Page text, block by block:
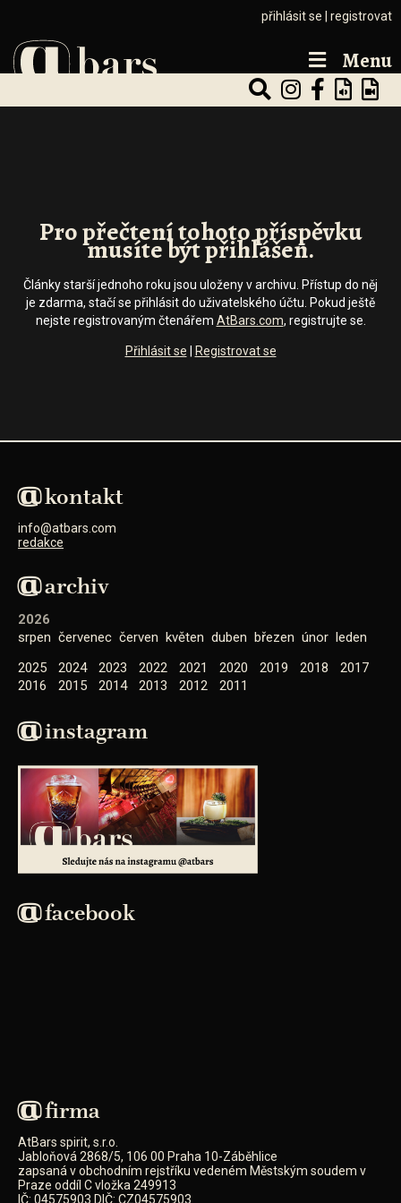
přihlásit se registrovat
Menu
Pro přečtení tohoto příspěvku
musíte být přihlášen.
Články starší jednoho roku jsou uloženy v archivu. Přístup do něj
je zdarma, stačí se přihlásit do uživatelského účtu. Pokud ještě
nejste registrovaným čtenářem AtBars.com, registrujte se.
Přihlásit se | Registrovat se
kontakt
info@atbars.com
redakce
archiv
2026
srpen červenec červen květen duben březen únor leden
2025
2024 2023 2022 2021 2020 2019 2018
2017
2016
2015 2014 2013 2012 2011
instagram
facebook
firma
AtBars spirit, s.r.o.
Jabloňová 2868/5, 106 00 Praha 10-Záběhlice
zapsaná v obchodním rejstříku vedeném Městským soudem v
Praze oddíl C vložka 249913
IČ: 04575903 DIČ: CZ04575903